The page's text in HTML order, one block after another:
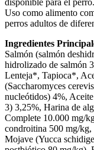
disponible para el perro.
Uso como alimento
perros adultos de
Ingredientes
Salmón (salmón
hidrolizado de salmón
Lenteja*, Tapioca*,
(Saccharomyces
nucleótidos) 4%,
3) 3,25%, Harina de
Complete 10.000 mg/
condroitina 500 mg/
Mojave (Yucca